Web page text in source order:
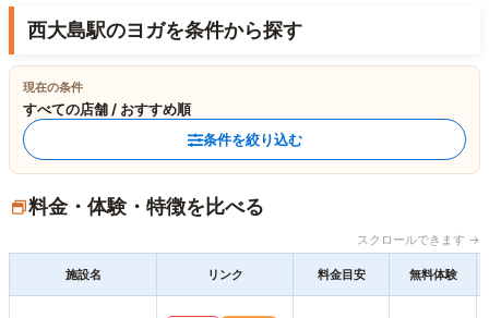
西大島駅のヨガを条件から探す
現在の条件
すべての店舗 / おすすめ順
条件を絞り込む
料金・体験・特徴を比べる
スクロールできます →
施設名 リンク 料金目安 無料体験